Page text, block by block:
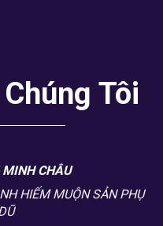
Tôi
CHÂU
HIẾM MUỘN SẢN PHỤ